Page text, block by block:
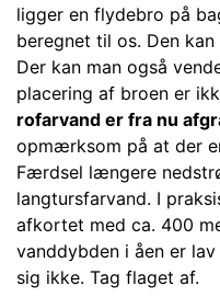
ligger en flydebro på
beregnet til os. Den
Der kan man også
placering af broen er
rofarvand er fra nu
opmærksom på at der
Færdsel længere
langtursfarvand. I
afkortet med ca. 400
vanddybden i åen er
sig ikke. Tag flaget af.